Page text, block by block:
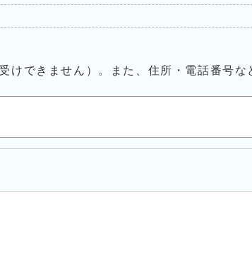
けできません）。また、住所・電話番号な